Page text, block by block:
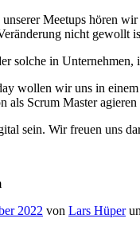
Meetups hören
nicht gewollt
solche in
wollen wir uns in
als Scrum Master agieren
sein. Wir freuen uns
2022 von Lars Hüper